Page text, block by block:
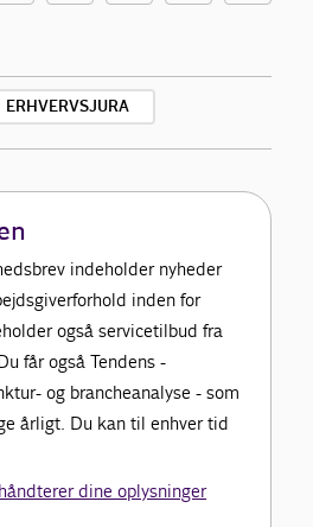
ERHVERVSJURA
indeholder nyheder
inden for
også servicetilbud fra
får også Tendens -
og brancheanalyse - som
årligt. Du kan til enhver tid
dine oplysninger